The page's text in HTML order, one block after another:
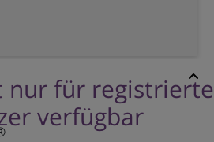
nur für registrierte
verfügbar